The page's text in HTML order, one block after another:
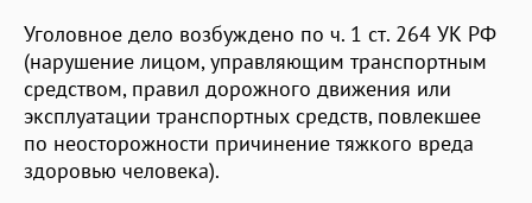
Уголовное дело возбуждено по ч. 1 ст. 264 УК РФ
(нарушение лицом, управляющим транспортным
средством, правил дорожного движения или
эксплуатации транспортных средств, повлекшее
по неосторожности причинение тяжкого вреда
здоровью человека).